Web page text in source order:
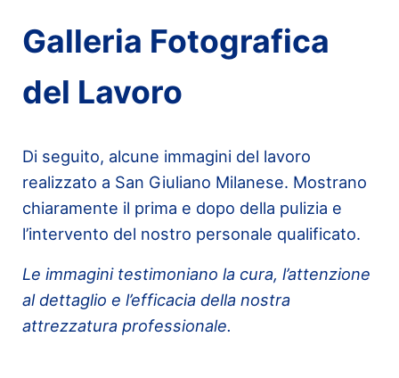
Galleria Fotografica
del Lavoro
Di seguito, alcune immagini del lavoro
realizzato a San Giuliano Milanese. Mostrano
chiaramente il prima e dopo della pulizia e
l’intervento del nostro personale qualificato.
Le immagini testimoniano la cura, l’attenzione
al dettaglio e l’efficacia della nostra
attrezzatura professionale.